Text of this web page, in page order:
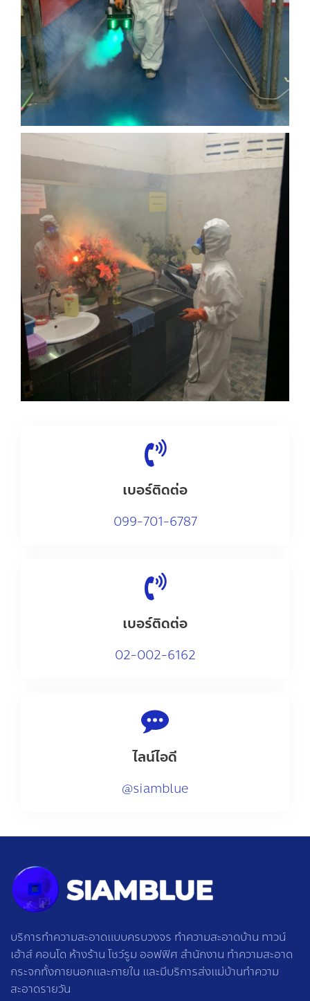
เบอร์ติดต่อ
099-701-6787
เบอร์ติดต่อ
02-002-6162
ไลน์ไอดี
@siamblue
บริการทำความสะอาดแบบครบวงจร ทำความสะอาดบ้าน ทาวน์
เฮ้าส์ คอนโด ห้างร้าน โชว์รูม ออฟฟิศ สำนักงาน ทำความสะอาด
กระจกทั้งภายนอกและภายใน และมีบริการส่งแม่บ้านทำความ
สะอาดรายวัน